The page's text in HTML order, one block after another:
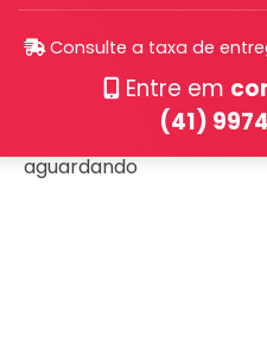
Consulte a taxa de
Entre em
(41)
Política de
aguardando